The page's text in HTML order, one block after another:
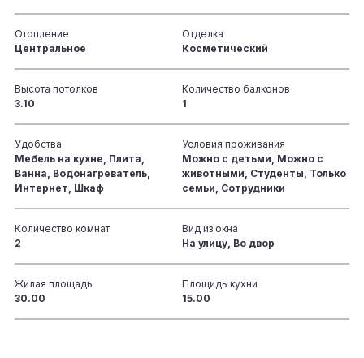
Отопление
Центральное
Отделка
Косметический
Высота потолков
3.10
Количество балконов
1
Удобства
Мебель на кухне, Плита,
Ванна, Водонагреватель,
Интернет, Шкаф
Условия проживания
Можно с детьми, Можно с
животными, Студенты, Только
семьи, Сотрудники
Количество комнат
2
Вид из окна
На улицу, Во двор
Жилая площадь
30.00
Площидь кухни
15.00